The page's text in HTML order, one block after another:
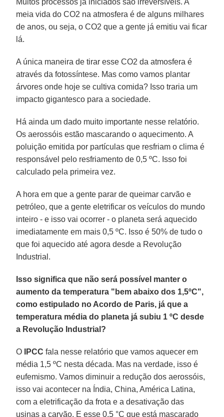
Muitos processos já iniciados são irreversíveis. A
meia vida do CO2 na atmosfera é de alguns milhares
de anos, ou seja, o CO2 que a gente já emitiu vai ficar
lá.
A única maneira de tirar esse CO2 da atmosfera é
através da fotossíntese. Mas como vamos plantar
árvores onde hoje se cultiva comida? Isso traria um
impacto gigantesco para a sociedade.
Há ainda um dado muito importante nesse relatório.
Os aerossóis estão mascarando o aquecimento. A
poluição emitida por partículas que resfriam o clima é
responsável pelo resfriamento de 0,5 ºC. Isso foi
calculado pela primeira vez.
A hora em que a gente parar de queimar carvão e
petróleo, que a gente eletrificar os veículos do mundo
inteiro - e isso vai ocorrer - o planeta será aquecido
imediatamente em mais 0,5 ºC. Isso é 50% de tudo o
que foi aquecido até agora desde a Revolução
Industrial.
Isso significa que não será possível manter o
aumento da temperatura "bem abaixo dos 1,5ºC",
como estipulado no Acordo de Paris, já que a
temperatura média do planeta já subiu 1 ºC desde
a Revolução Industrial?
O IPCC fala nesse relatório que vamos aquecer em
média 1,5 ºC nesta década. Mas na verdade, isso é
eufemismo. Vamos diminuir a redução dos aerossóis,
isso vai acontecer na Índia, China, América Latina,
com a eletrificação da frota e a desativação das
usinas a carvão. E esse 0,5 °C que está mascarado